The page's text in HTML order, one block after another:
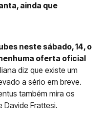
ainda que
neste sábado, 14, o
oferta oficial
diz que existe um
a sério em breve.
também mira os
Frattesi.